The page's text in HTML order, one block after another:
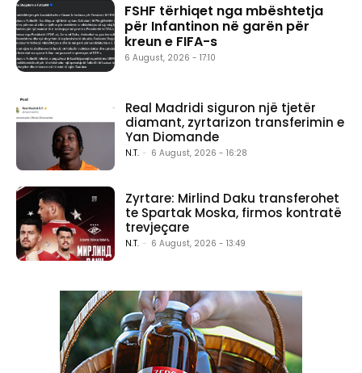
FSHF tërhiqet nga mbështetja
për Infantinon në garën për
kreun e FIFA-s
6 August, 2026 - 17:10
Real Madridi siguron një tjetër
diamant, zyrtarizon transferimin e
Yan Diomande
N.T. - 6 August, 2026 - 16:28
Zyrtare: Mirlind Daku transferohet
te Spartak Moska, firmos kontratë
trevjeçare
N.T. - 6 August, 2026 - 13:49